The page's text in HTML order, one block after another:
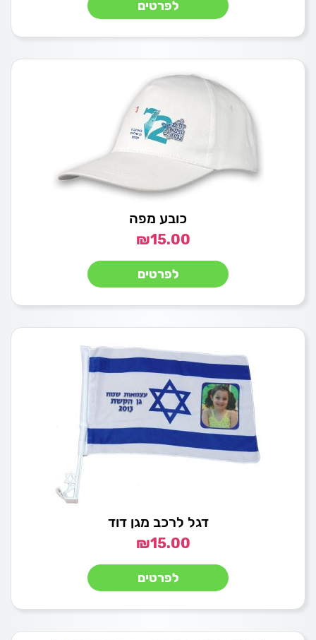
לפרטים
כובע מפה
₪15.00
לפרטים
דגל לרכב מגן דוד
₪15.00
לפרטים